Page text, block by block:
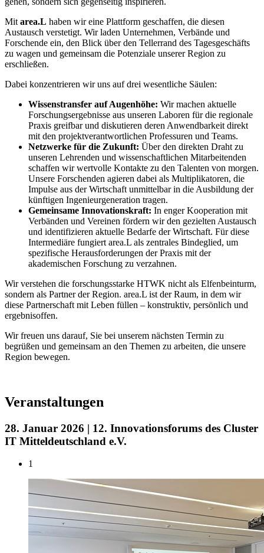
Mit area.L haben wir eine Plattform geschaffen, die diesen
Austausch verstetigt. Wir laden Unternehmen, Verbände und
Forschende ein, den Blick über den Tellerrand des Tagesgeschäfts
zu wagen und gemeinsam die Potenziale unserer Region zu
erschließen.
Dabei konzentrieren wir uns auf drei wesentliche Säulen:
Wissenstransfer auf Augenhöhe: Wir machen aktuelle
Forschungsergebnisse aus unseren Laboren für die regionale
Praxis greifbar und diskutieren deren Anwendbarkeit direkt
mit den projektverantwortlichen Professuren und Teams.
Netzwerke für die Zukunft: Über den direkten Draht zu
unseren Lehrenden und wissenschaftlichen Mitarbeitenden
schaffen wir wertvolle Kontakte zu den Talenten von morgen.
Unsere Forschenden agieren dabei als Multiplikatoren, die
Impulse aus der Wirtschaft unmittelbar in die Ausbildung der
künftigen Ingenieurgeneration tragen.
Gemeinsame Innovationskraft: In enger Kooperation mit
Verbänden und Vereinen fördern wir den gezielten Austausch
und identifizieren aktuelle Bedarfe der Wirtschaft. Für diese
Intermediäre fungiert area.L als zentrales Bindeglied, um
spezifische Herausforderungen der Praxis mit der
akademischen Forschung zu verzahnen.
Wir verstehen die forschungsstarke HTWK nicht als Elfenbeinturm,
sondern als Partner der Region. area.L ist der Raum, in dem wir
diese Partnerschaft mit Leben füllen – konstruktiv, persönlich und
ergebnisoffen.
Wir freuen uns darauf, Sie bei unserem nächsten Termin zu
begrüßen und gemeinsam an den Themen zu arbeiten, die unsere
Region bewegen.
Veranstaltungen
28. Januar 2026 | 12. Innovationsforums des Cluster
IT Mitteldeutschland e.V.
1